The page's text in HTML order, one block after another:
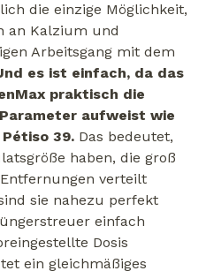
die einzige Möglichkeit,
an Kalzium und
Arbeitsgang mit dem
es ist einfach, da das
praktisch die
aufweist wie
39. Das bedeutet,
haben, die groß
verteilt
sie nahezu perfekt
einfach
Dosis
ein gleichmäßiges